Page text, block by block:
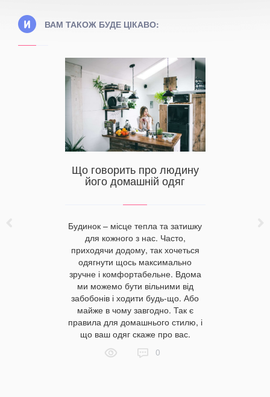
ВАМ ТАКОЖ БУДЕ ЦІКАВО:
Що говорить про людину
його домашній одяг
Будинок – місце тепла та затишку
для кожного з нас. Часто,
приходячи додому, так хочеться
одягнути щось максимально
зручне і комфортабельне. Вдома
ми можемо бути вільними від
забобонів і ходити будь-що. Або
майже в чому завгодно. Так є
правила для домашнього стилю, і
що ваш одяг скаже про вас.
0